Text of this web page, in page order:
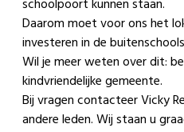
schoolpoort kunnen staan.
Daarom moet voor ons het
investeren in de
Wil je meer weten over dit:
kindvriendelijke gemeente.
Bij vragen contacteer Vicky
andere leden. Wij staan u